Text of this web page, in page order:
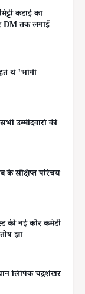
कटाई का
DM तक लगाई
थे 'भोगी
उम्मीदवारों की
के संक्षिप्त परिचय
की नई कोर कमेटी
झा
लिपिक चंद्रशेखर